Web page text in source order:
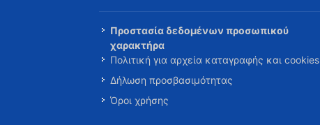
Προστασία δεδομένων προσωπικού
χαρακτήρα
Πολιτική για αρχεία καταγραφής και cookies
Δήλωση προσβασιμότητας
Όροι χρήσης